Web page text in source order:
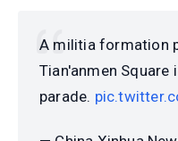
A militia formation
Tian'anmen Square
parade.